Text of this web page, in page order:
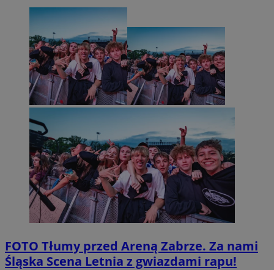
FOTO Tłumy przed Areną Zabrze. Za nami
Śląska Scena Letnia z gwiazdami rapu!